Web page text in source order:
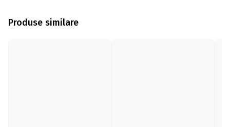
Produse similare